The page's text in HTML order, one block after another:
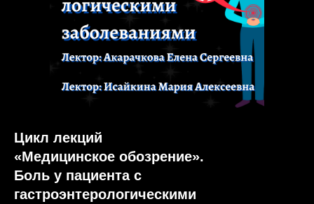
Цикл лекций
«Медицинское обозрение».
Боль у пациента с
гастроэнтерологическими